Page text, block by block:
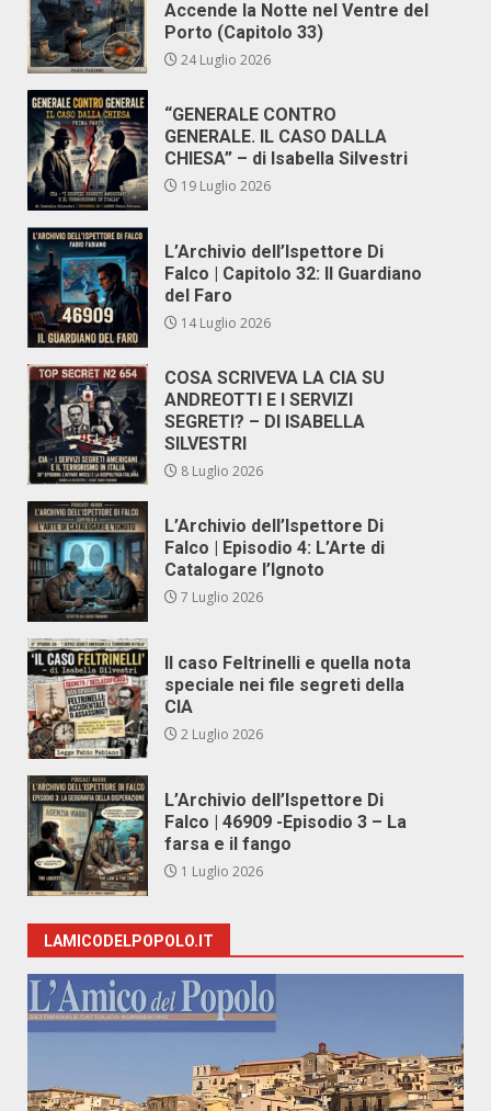
Accende la Notte nel Ventre del
Porto (Capitolo 33)
24 Luglio 2026
“GENERALE CONTRO
GENERALE. IL CASO DALLA
CHIESA” – di Isabella Silvestri
19 Luglio 2026
L’Archivio dell’Ispettore Di
Falco | Capitolo 32: Il Guardiano
del Faro
14 Luglio 2026
COSA SCRIVEVA LA CIA SU
ANDREOTTI E I SERVIZI
SEGRETI? – DI ISABELLA
SILVESTRI
8 Luglio 2026
L’Archivio dell’Ispettore Di
Falco | Episodio 4: L’Arte di
Catalogare l’Ignoto
7 Luglio 2026
Il caso Feltrinelli e quella nota
speciale nei file segreti della
CIA
2 Luglio 2026
L’Archivio dell’Ispettore Di
Falco | 46909 -Episodio 3 – La
farsa e il fango
1 Luglio 2026
LAMICODELPOPOLO.IT